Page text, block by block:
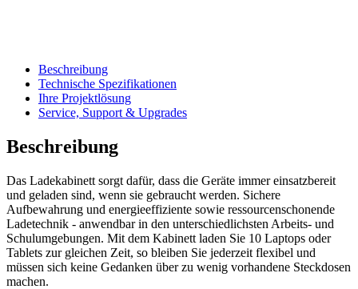
Beschreibung
Technische Spezifikationen
Ihre Projektlösung
Service, Support & Upgrades
Beschreibung
Das Ladekabinett sorgt dafür, dass die Geräte immer einsatzbereit
und geladen sind, wenn sie gebraucht werden. Sichere
Aufbewahrung und energieeffiziente sowie ressourcenschonende
Ladetechnik - anwendbar in den unterschiedlichsten Arbeits- und
Schulumgebungen. Mit dem Kabinett laden Sie 10 Laptops oder
Tablets zur gleichen Zeit, so bleiben Sie jederzeit flexibel und
müssen sich keine Gedanken über zu wenig vorhandene Steckdosen
machen.